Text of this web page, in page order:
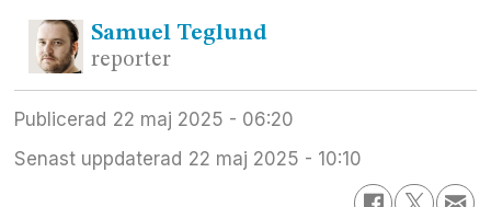
Samuel Teglund
reporter
Publicerad
22 maj 2025 - 06:20
Senast uppdaterad
22 maj 2025 - 10:10